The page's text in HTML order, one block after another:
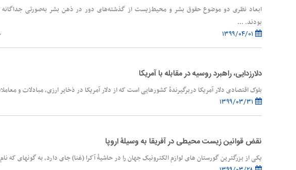
ابعاد نظری دو موضوع حقوق بشر و محیط‌زیست از گذشته‌های دور در ذهن بشر به‌صورتی
بودند. ...
دلارزدایی، راهبرد روسیه در مقابله با آمریکا
بلوک اقتصادی دلار آمریکا دربرگیرندۀ کشورهایی است که از دلار آمریکا در ذخایر ارزی، مبادلات و
نقض قوانین زیست ‏محیطی در آفریقا به‏ وسیلۀ اروپا
یکی از بزرگ‏ترین گورستان­ های لوازم الکترونیک جهان را در حاشیۀ آکرا (غنا) جای دارد، به گونه­ای که